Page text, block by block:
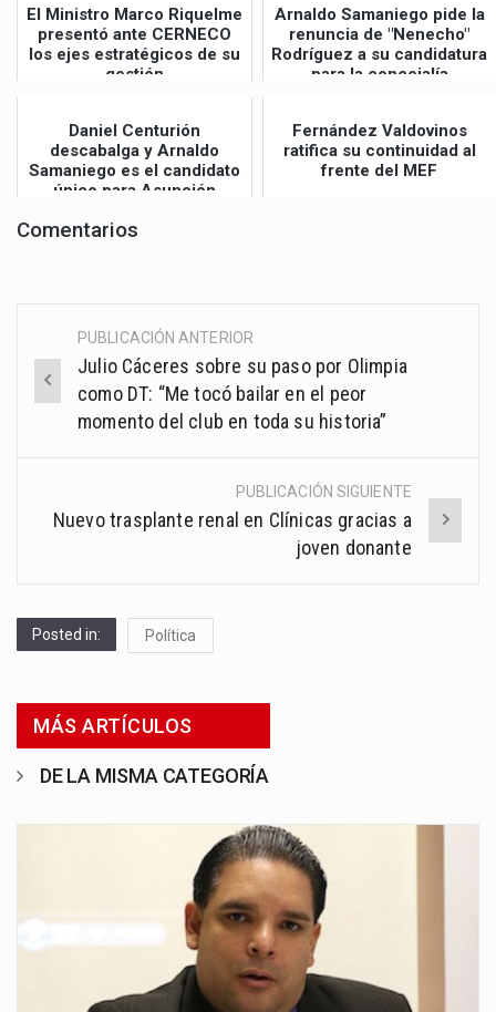
El Ministro Marco Riquelme
presentó ante CERNECO
los ejes estratégicos de su
gestión
Arnaldo Samaniego pide la
renuncia de "Nenecho"
Rodríguez a su candidatura
para la concejalía
Daniel Centurión
descabalga y Arnaldo
Samaniego es el candidato
único para Asunción
Fernández Valdovinos
ratifica su continuidad al
frente del MEF
Comentarios
Post
navigation
PUBLICACIÓN ANTERIOR
Julio Cáceres sobre su paso por Olimpia
como DT: “Me tocó bailar en el peor
momento del club en toda su historia”
PUBLICACIÓN SIGUIENTE
Nuevo trasplante renal en Clínicas gracias a
joven donante
Posted in: Política
MÁS ARTÍCULOS
DE LA MISMA CATEGORÍA